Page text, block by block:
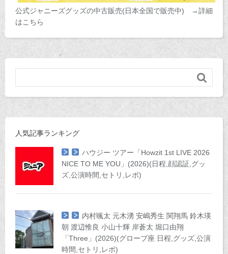
公式ジャニーズグッズの中古販売(日本全国で販売中) →詳細
はこちら

人気記事ランキング
ハウジー ツアー「Howzit 1st LIVE 2026
NICE TO ME YOU」(2026)(日程,顔認証,グッ
ズ,公演時間,セトリ,レポ)
内村颯太 元木湧 安嶋秀生 関翔馬 鈴木瑛
朝 渡辺惟良 小山十輝 岸蒼太 堀口由翔
「Three」(2026)(グローブ座 日程,グッズ,公演
時間,セトリ,レポ)